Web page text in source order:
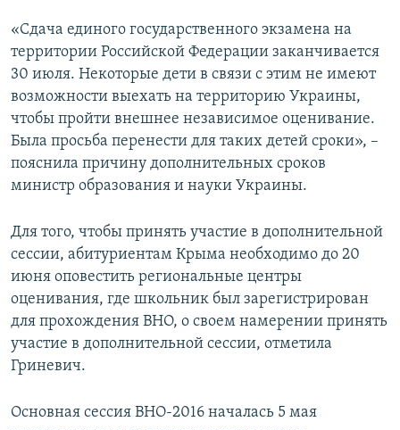
«Сдача единого государственного экзамена на
территории Российской Федерации заканчивается
30 июля. Некоторые дети в связи с этим не имеют
возможности выехать на территорию Украины,
чтобы пройти внешнее независимое оценивание.
Была просьба перенести для таких детей сроки», –
пояснила причину дополнительных сроков
министр образования и науки Украины.
Для того, чтобы принять участие в дополнительной
сессии, абитуриентам Крыма необходимо до 20
июня оповестить региональные центры
оценивания, где школьник был зарегистрирован
для прохождения ВНО, о своем намерении принять
участие в дополнительной сессии, отметила
Гриневич.
Основная сессия ВНО-2016 началась 5 мая